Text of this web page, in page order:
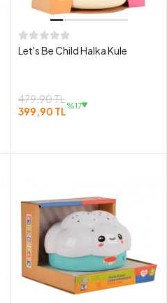
Let's Be Child Halka Kule
479,90 TL
399,90 TL%17